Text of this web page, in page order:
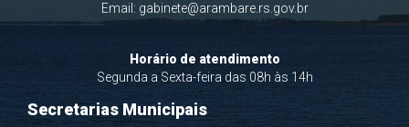
Email: gabinete@arambare.rs.gov.br
Horário de atendimento
Segunda a Sexta-feira das 08h às 14h
Secretarias Municipais